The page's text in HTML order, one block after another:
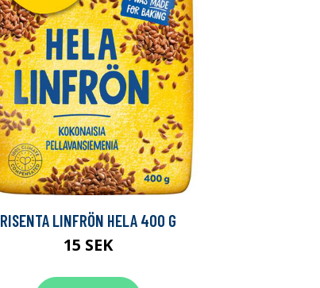
RISENTA LINFRÖN HELA 400 G
15 SEK